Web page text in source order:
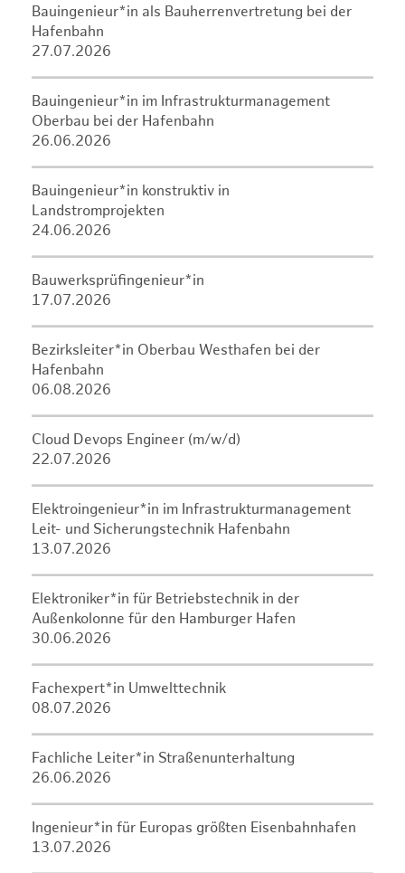
Bauingenieur*in als Bauherrenvertretung bei der
Hafenbahn
27.07.2026
Bauingenieur*in im Infrastrukturmanagement
Oberbau bei der Hafenbahn
26.06.2026
Bauingenieur*in konstruktiv in
Landstromprojekten
24.06.2026
Bauwerksprüfingenieur*in
17.07.2026
Bezirksleiter*in Oberbau Westhafen bei der
Hafenbahn
06.08.2026
Cloud Devops Engineer (m/w/d)
22.07.2026
Elektroingenieur*in im Infrastrukturmanagement
Leit- und Sicherungstechnik Hafenbahn
13.07.2026
Elektroniker*in für Betriebstechnik in der
Außenkolonne für den Hamburger Hafen
30.06.2026
Fachexpert*in Umwelttechnik
08.07.2026
Fachliche Leiter*in Straßenunterhaltung
26.06.2026
Ingenieur*in für Europas größten Eisenbahnhafen
13.07.2026